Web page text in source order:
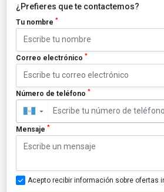
¿Prefieres que te contactemos?
Tu nombre *
Correo electrónico *
Número de teléfono *
▼
Mensaje *
Acepto recibir información sobre ofertas